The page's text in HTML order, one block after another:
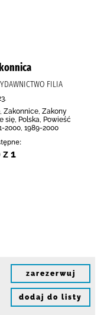
FILIA
Zakonnice, Zakony
się, Polska, Powieść
2000, 1989-2000
z 1
zarezerwuj
dodaj do listy